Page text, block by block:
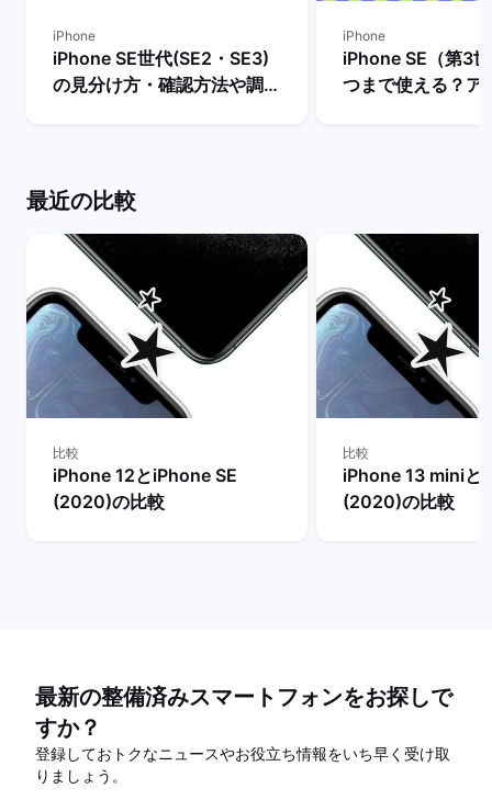
iPhone
iPhone SE世代(SE2・SE3)
の見分け方・確認方法や調べ
iPhone
iPhone SE（第3
つまで使える？ア
最近の比較
比較
iPhone 12とiPhone SE
(2020)の比較
比較
iPhone 13 miniと
(2020)の比較
最新の整備済みスマートフォンをお探しで
すか？
登録しておトクなニュースやお役立ち情報をいち早く受け取
りましょう。